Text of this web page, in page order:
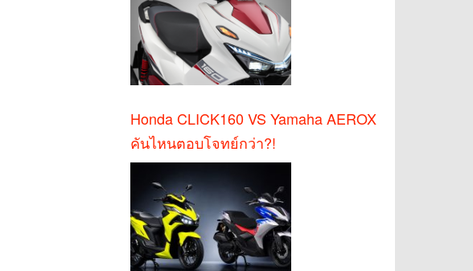
Honda CLICK160 VS Yamaha AEROX
คันไหนตอบโจทย์กว่า?!